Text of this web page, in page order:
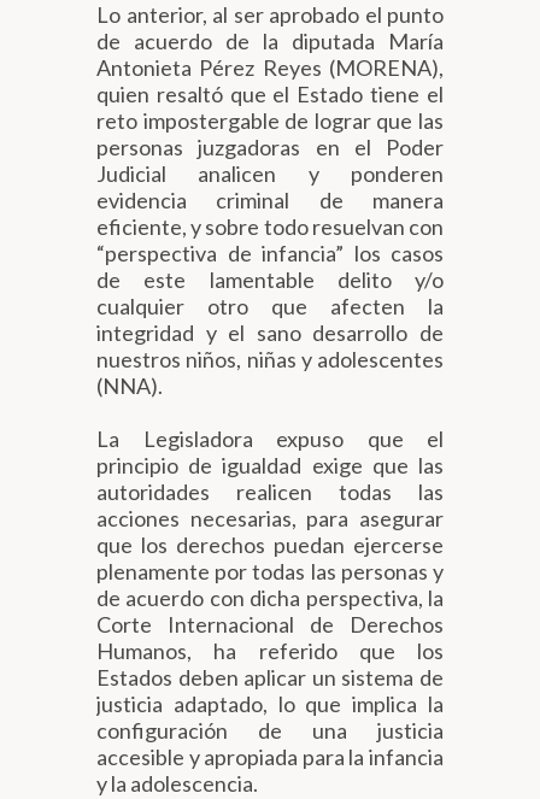
Lo anterior, al ser aprobado el punto
de acuerdo de la diputada María
Antonieta Pérez Reyes (MORENA),
quien resaltó que el Estado tiene el
reto impostergable de lograr que las
personas juzgadoras en el Poder
Judicial analicen y ponderen
evidencia criminal de manera
eficiente, y sobre todo resuelvan con
“perspectiva de infancia” los casos
de este lamentable delito y/o
cualquier otro que afecten la
integridad y el sano desarrollo de
nuestros niños, niñas y adolescentes
(NNA).
La Legisladora expuso que el
principio de igualdad exige que las
autoridades realicen todas las
acciones necesarias, para asegurar
que los derechos puedan ejercerse
plenamente por todas las personas y
de acuerdo con dicha perspectiva, la
Corte Internacional de Derechos
Humanos, ha referido que los
Estados deben aplicar un sistema de
justicia adaptado, lo que implica la
configuración de una justicia
accesible y apropiada para la infancia
y la adolescencia.